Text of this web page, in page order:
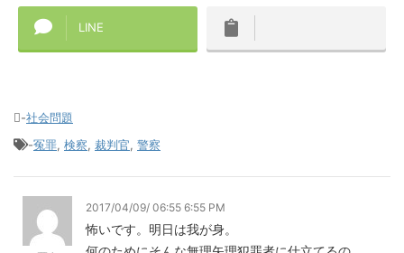
LINE
-社会問題
-冤罪, 検察, 裁判官, 警察
2017/04/09/ 06:55 6:55 PM
怖いです。明日は我が身。